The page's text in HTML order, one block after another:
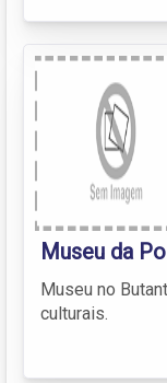
Museu da
Museu no
culturais.